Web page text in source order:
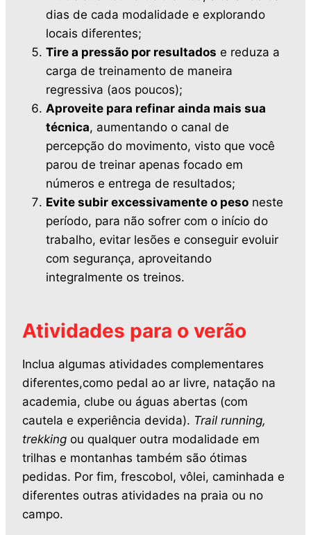
dias de cada modalidade e explorando
locais diferentes;
Tire a pressão por resultados e reduza a
carga de treinamento de maneira
regressiva (aos poucos);
Aproveite para refinar ainda mais sua
técnica, aumentando o canal de
percepção do movimento, visto que você
parou de treinar apenas focado em
números e entrega de resultados;
Evite subir excessivamente o peso neste
período, para não sofrer com o início do
trabalho, evitar lesões e conseguir evoluir
com segurança, aproveitando
integralmente os treinos.
Atividades para o verão
Inclua algumas atividades complementares
diferentes,como pedal ao ar livre, natação na
academia, clube ou águas abertas (com
cautela e experiência devida). Trail running,
trekking ou qualquer outra modalidade em
trilhas e montanhas também são ótimas
pedidas. Por fim, frescobol, vôlei, caminhada e
diferentes outras atividades na praia ou no
campo.